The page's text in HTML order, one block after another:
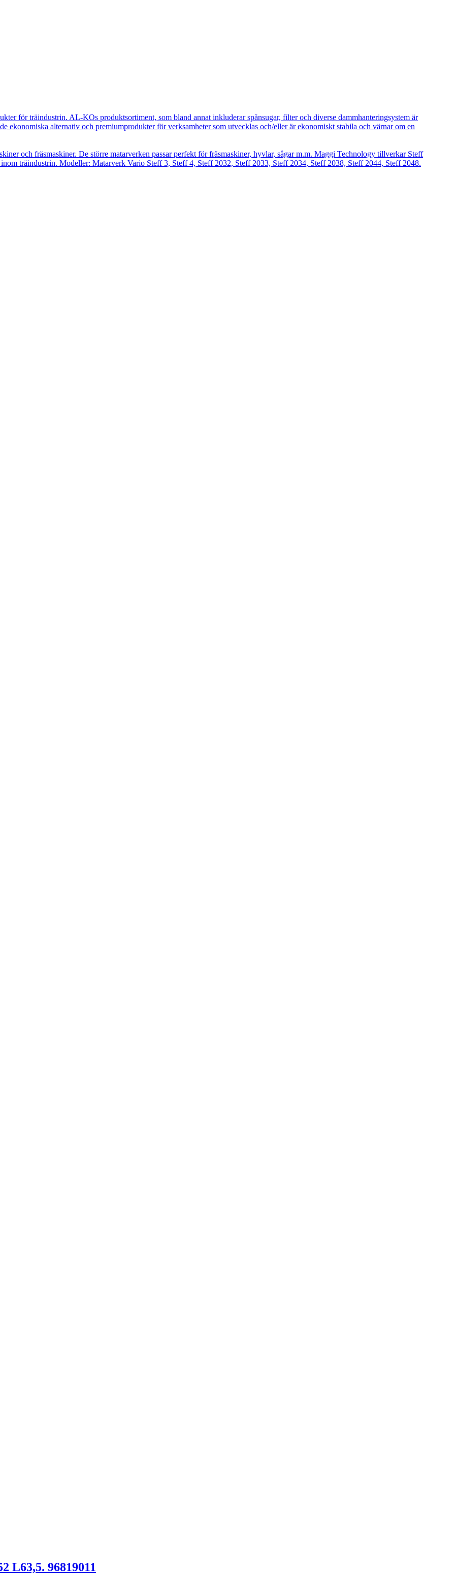
för träindustrin. AL-KOs produktsortiment, som bland annat inkluderar spånsugar, filter och diverse dammhanteringsystem är
ekonomiska alternativ och premiumprodukter för verksamheter som utvecklas och/eller är ekonomiskt stabila och värnar om en
och fräsmaskiner. De större matarverken passar perfekt för fräsmaskiner, hyvlar, sågar m.m. Maggi Technology tillverkar Steff
träindustrin. Modeller: Matarverk Vario Steff 3, Steff 4, Steff 2032, Steff 2033, Steff 2034, Steff 2038, Steff 2044, Steff 2048.
L63,5. 96819011